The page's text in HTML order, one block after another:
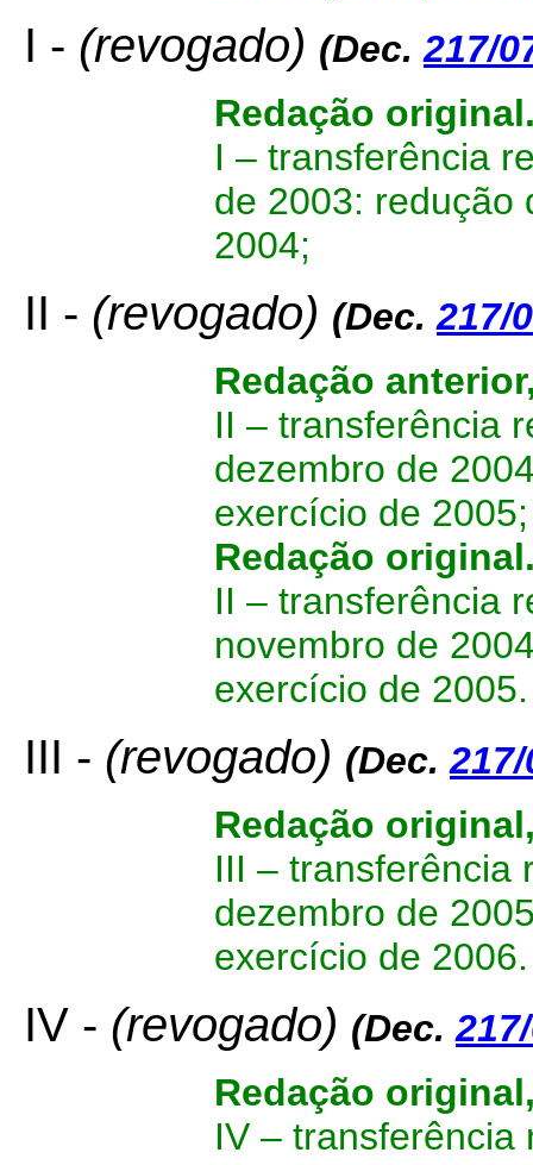
I - (revogado) (Dec.217/
Redação
I – transferência
de 2003: redução
2004;
II - (revogado) (Dec.217/
Redação
II – transferência
dezembro de
exercício de 2005;
Redação
II – transferência
novembro de
exercício de 2005.
III - (revogado) (Dec.
Redação
III – transferência
dezembro de
exercício de 2006.
IV - (revogado) (Dec.
Redação
IV – transferência